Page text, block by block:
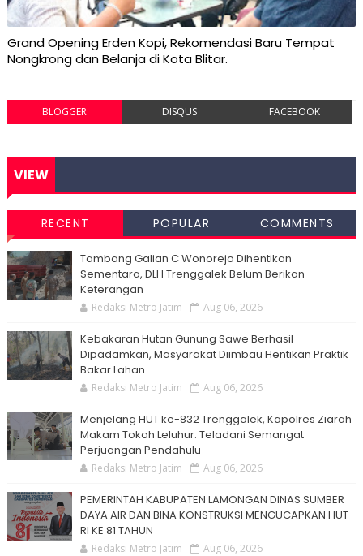
Grand Opening Erden Kopi, Rekomendasi Baru Tempat
Nongkrong dan Belanja di Kota Blitar.
BLOGGER DISQUS FACEBOOK
VIEW
RECENT POPULAR COMMENTS
Tambang Galian C Wonorejo Dihentikan
Sementara, DLH Trenggalek Belum Berikan
Keterangan
Redaksi Metro Jatim Aug 06, 2026
Kebakaran Hutan Gunung Sawe Berhasil
Dipadamkan, Masyarakat Diimbau Hentikan Praktik
Bakar Lahan
Redaksi Metro Jatim Aug 06, 2026
Menjelang HUT ke-832 Trenggalek, Kapolres Ziarah
Makam Tokoh Leluhur: Teladani Semangat
Perjuangan Pendahulu
Redaksi Metro Jatim Aug 06, 2026
PEMERINTAH KABUPATEN LAMONGAN DINAS SUMBER
DAYA AIR DAN BINA KONSTRUKSI MENGUCAPKAN HUT
RI KE 81 TAHUN
Redaksi Metro Jatim Aug 06, 2026